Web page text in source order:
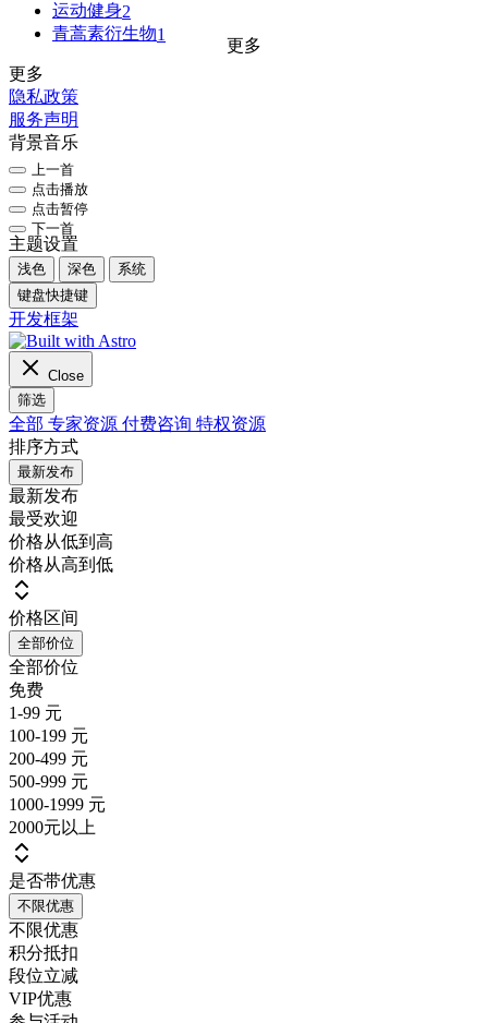
运动健身2
青蒿素衍生物1
更多
更多
隐私政策
服务声明
背景音乐
上一首
点击播放
点击暂停
下一首
主题设置
浅色 深色
系统
键盘快捷键
开发框架
Close
筛选
全部 专家资源 付费咨询 特权资源
排序方式
最新发布
最新发布
最受欢迎
价格从低到高
价格从高到低
价格区间
全部价位
全部价位
免费
1-99 元
100-199 元
200-499 元
500-999 元
1000-1999 元
2000元以上
是否带优惠
不限优惠
不限优惠
积分抵扣
段位立减
VIP优惠